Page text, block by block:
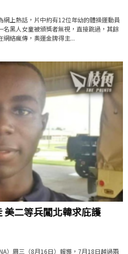
上熱話，片中約有12位年幼的體操運動員
黑人女童被頒獎者無視，直接跳過，其餘
絡瘋傳，奧運金牌得主...
美二等兵闖北韓求庇護
）周三（8月16日）報導，7月18日越過兩